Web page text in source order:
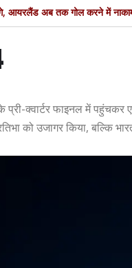
आयरलैंड अब तक गोल करने में
क्वार्टर फाइनल में पहुंचकर
को उजागर किया, बल्कि